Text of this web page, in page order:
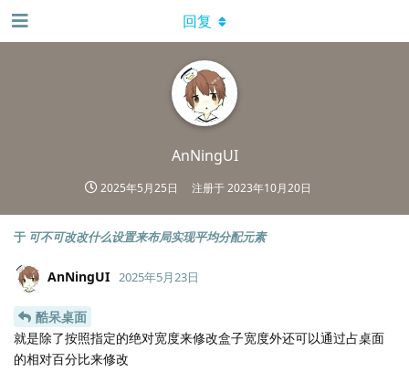
AnNingUI
2025年5月25日 注册于2023年10月20日
回复
于 可不可改改什么设置来布局实现平均分配元素
AnNingUI 2025年5月23日
酷呆桌面
就是除了按照指定的绝对宽度来修改盒子宽度外还可以通过占桌面
的相对百分比来修改